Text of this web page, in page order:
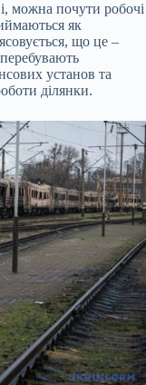
можна почути робочі
як
що це –
установ та
ділянки.